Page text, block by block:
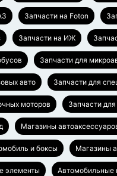
Запчасти на Foton
Запчасти на ИЖ
Запчасти для
авто Запчасти для
моторов Запчасти
Магазины
и боксы Магазины
элементы Автомобильные